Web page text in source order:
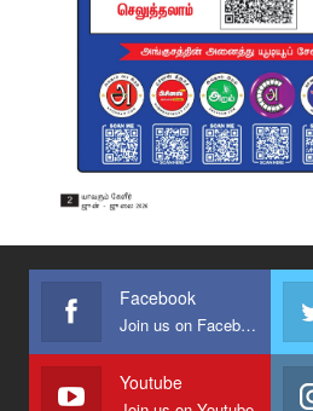
Facebook
Join us on Facebook
Youtube